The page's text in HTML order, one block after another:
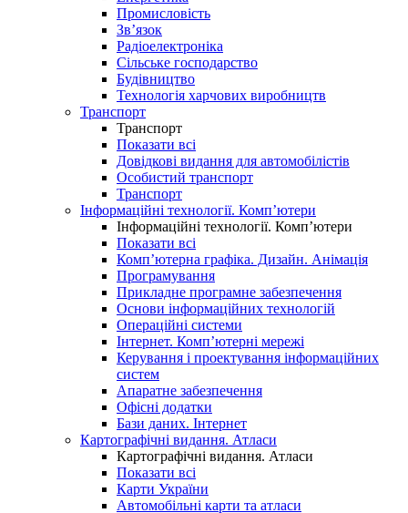
Промисловість
Зв’язок
Радіоелектроніка
Сільське господарство
Будівництво
Технологія харчових виробництв
Транспорт
Транспорт
Показати всі
Довідкові видання для автомобілістів
Особистий транспорт
Транспорт
Інформаційні технології. Комп’ютери
Інформаційні технології. Комп’ютери
Показати всі
Комп’ютерна графіка. Дизайн. Анімація
Програмування
Прикладне програмне забезпечення
Основи інформаційних технологій
Операційні системи
Інтернет. Комп’ютерні мережі
Керування і проектування інформаційних
систем
Апаратне забезпечення
Офісні додатки
Бази даних. Інтернет
Картографічні видання. Атласи
Картографічні видання. Атласи
Показати всі
Карти України
Автомобільні карти та атласи